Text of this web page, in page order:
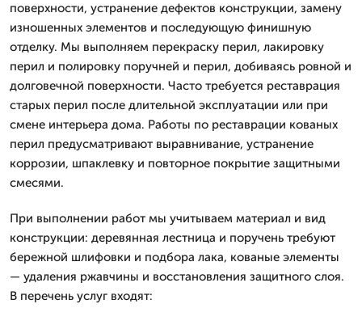
поверхности, устранение дефектов конструкции, замену
изношенных элементов и последующую финишную
отделку. Мы выполняем перекраску перил, лакировку
перил и полировку поручней и перил, добиваясь ровной и
долговечной поверхности. Часто требуется реставрация
старых перил после длительной эксплуатации или при
смене интерьера дома. Работы по реставрации кованых
перил предусматривают выравнивание, устранение
коррозии, шпаклевку и повторное покрытие защитными
смесями.
При выполнении работ мы учитываем материал и вид
конструкции: деревянная лестница и поручень требуют
бережной шлифовки и подбора лака, кованые элементы
— удаления ржавчины и восстановления защитного слоя.
В перечень услуг входят: